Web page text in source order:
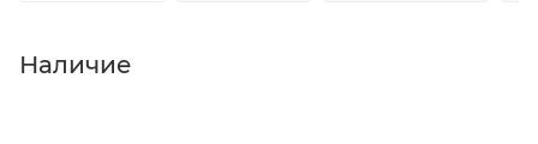
Наличие